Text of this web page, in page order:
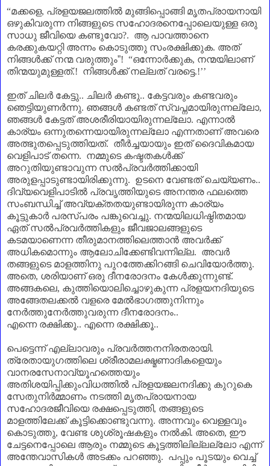
“മക്കളെ, പ്രളയജലത്തിൽ മുങ്ങിപ്പൊങ്ങി മൃതപ്രായനായി
ഒഴുകിവരുന്ന നിങ്ങളുടെ സഹോദരനെപ്പോലെയുള്ള ഒരു
സാധു ജീവിയെ കണ്ടുവോ?. ആ പാവത്താനെ
കരക്കുകയറ്റി അന്നം കൊടുത്തു സംരക്ഷിക്കുക. അത്
നിങ്ങൾക്ക് നന്മ വരുത്തും”! “ഒന്നോർക്കുക, നന്മയിലാണ്‌
തിന്മയുമുള്ളത്.! നിങ്ങൾക്ക് നല്ലത് വരട്ടെ.!’’
ഇത് ചിലർ കേട്ടു.. ചിലർ കണ്ടു.. കേട്ടവരും കണ്ടവരും
ഞെട്ടിയുണർന്നു. ഞങ്ങൾ കണ്ടത് സ്വപ്നമായിരുന്നല്ലോ,
ഞങ്ങൾ കേട്ടത് അശരീരിയായിരുന്നല്ലോ. എന്നാൽ
കാര്യം ഒന്നുതന്നെയായിരുന്നല്ലോ എന്നതാണ്‌ അവരെ
അത്ഭുതപ്പെടുത്തിയത്. തീർച്ചയായും ഇത് ദൈവികമായ
വെളിപാട് തന്നെ. നമ്മുടെ കഷ്ടതകൾക്ക്
അറുതിയുണ്ടാവുന്ന സൽപ്രവർത്തിക്കായി
അരുളപ്പാടുണ്ടായിരിക്കുന്നു. ഉടനെ വേണ്ടത് ചെയ്യണം..
ദിവ്യവെളിപാടിൽ പ്രവൃത്തിയുടെ അനന്തര ഫലത്തെ
സംബന്ധിച്ച് അവ്യക്തതയുണ്ടായിരുന്ന കാര്യം
കൂട്ടുകാർ പരസ്പരം പങ്കുവെച്ചു. നന്മയിലധിഷ്ഠിതമായ
ഏത് സൽപ്രവർത്തികളും ജീവജാലങ്ങളുടെ
കടമയാണെന്ന തീരുമാനത്തിലെത്താൻ അവർക്ക്
അധികമൊന്നും ആലോചിക്കേണ്ടിവന്നില്ല. അവർ
തങ്ങളുടെ മാളത്തിനു പുറത്തേക്കിറങ്ങി ചെവിയോർത്തു.
അതെ, ശരിയാണ്‌ ഒരു ദീനരോദനം കേൾക്കുന്നുണ്ട്.
അങ്ങകലെ, കുത്തിയൊലിച്ചൊഴുകുന്ന പ്രളയനദിയുടെ
അങ്ങേതലക്കൽ വളരെ മേൽഭാഗത്തുനിന്നും
നേർത്തുനേർത്തുവരുന്ന ദീനരോദനം..
എന്നെ രക്ഷിക്കൂ.. എന്നെ രക്ഷിക്കൂ..
പെട്ടെന്ന് എല്ലാവരും പ്രവർത്തനനിരതരായി.
ത്രേതായുഗത്തിലെ ശ്രീരാമലക്ഷ്മണാദികളെയും
വാനരസേനാവ്യൂഹത്തെയും
അതിശയിപ്പിക്കുംവിധത്തിൽ പ്രളയജലനദിക്കു കുറുകെ
സേതുനിർമ്മാണം നടത്തി മൃതപ്രായനായ
സഹോദരജീവിയെ രക്ഷപ്പെടുത്തി, തങ്ങളുടെ
മാളത്തിലേക്ക് കൂട്ടിക്കൊണ്ടുവന്നു. അന്നവും വെള്ളവും
കൊടുത്തു, വേണ്ട ശുശ്രൂഷകളും നൽകി. അതെ, ഈ
ചേട്ടനെപ്പോലെ ആരും നമ്മുടെ കൂട്ടത്തിലില്ലല്ലോ എന്ന്
അന്തേവാസികൾ അടക്കം പറഞ്ഞു. പപ്പും പൂടയും വെച്ച്